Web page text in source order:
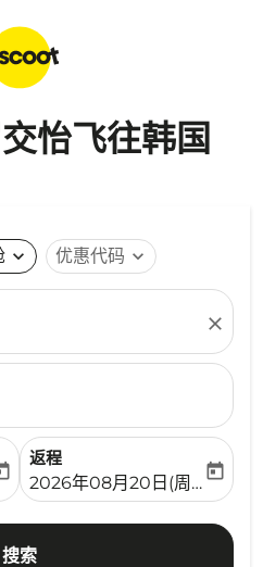
怡飞往韩国
expand_more 优惠代码 expand_more
close
date-aria-label
返程
fc-booking-return-date-
2026年08月20日(周四)
today
搜索